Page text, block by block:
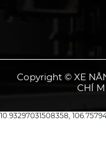
Copyright © XE
CHÍ
10.93297031508358,